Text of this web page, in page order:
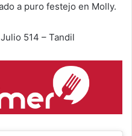
a puro festejo en Molly.
514 – Tandil